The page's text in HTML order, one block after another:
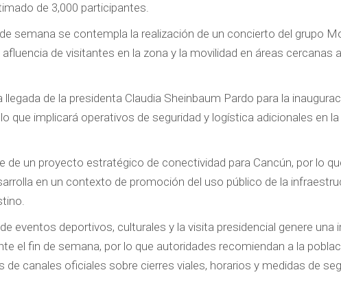
de 3,000 participantes.
semana se contempla la realización de un concierto del grupo
de visitantes en la zona y la movilidad en áreas cercanas
de la presidenta Claudia Sheinbaum Pardo para la
que implicará operativos de seguridad y logística adicionales en
de un proyecto estratégico de conectividad para Cancún, por lo
en un contexto de promoción del uso público de la
eventos deportivos, culturales y la visita presidencial genere una
el fin de semana, por lo que autoridades recomiendan a la
canales oficiales sobre cierres viales, horarios y medidas de